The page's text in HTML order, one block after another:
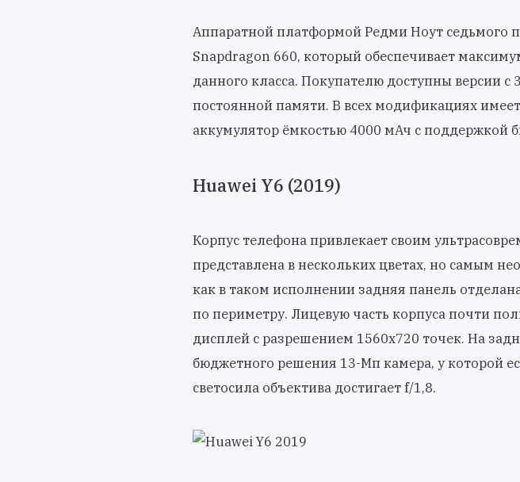
Аппаратной платформой Редми Ноут седьмого
Snapdragon 660, который обеспечивает
данного класса. Покупателю доступны версии
постоянной памяти. В всех модификациях
аккумулятор ёмкостью 4000 мАч с поддержкой
Huawei Y6 (2019)
Корпус телефона привлекает своим
представлена в нескольких цветах, но самым
как в таком исполнении задняя панель
по периметру. Лицевую часть корпуса почти
дисплей с разрешением 1560х720 точек. На
бюджетного решения 13-Мп камера, у которой
светосила объектива достигает f/1,8.